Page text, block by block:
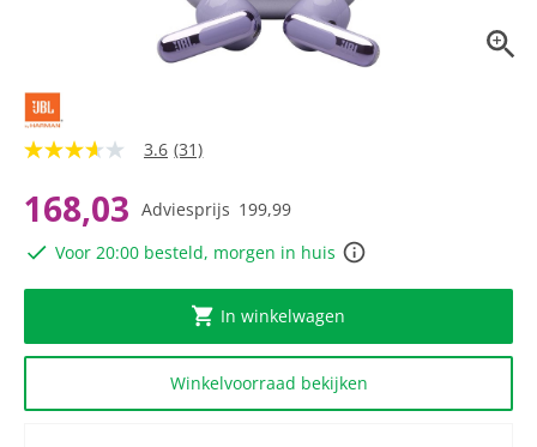
3.6
5
sterren,
gemiddelde
scorewaarde.
31
paginalink.
3.6 (31)
168,03 Adviesprijs 199,99
Voor 20:00 besteld, morgen in huis
In winkelwagen
Winkelvoorraad bekijken